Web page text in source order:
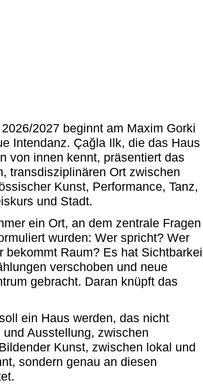
2027 beginnt am Maxim Gorki
Intendanz. Çağla Ilk, die das Haus
von innen kennt, präsentiert das
transdisziplinären Ort zwischen
Kunst, Performance, Tanz,
und Stadt.
ein Ort, an dem zentrale Fragen
wurden: Wer spricht? Wer
bekommt Raum? Es hat
verschoben und neue
gebracht. Daran knüpft das
ein Haus werden, das nicht
Ausstellung, zwischen
Kunst, zwischen lokal und
sondern genau an diesen